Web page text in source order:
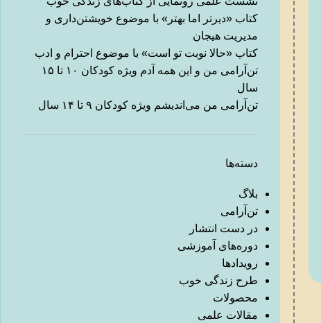
کتاب «دیرتر اما بهتر» با موضوع خویشتن‌داری و
مدیریت هیجان
کتاب «حالا نوبت تو است» با موضوع احترام و ادب
تن‌آرامی من و این همه آدم ویژه کودکان ۱۰ تا ۱۵
سال
تن‌آرامی من می‌اندیشم ویژه کودکان ۹ تا ۱۴ سال
دسته‌ها
بلاگ
تن‌آرامی
در دست انتشار
دوره‌های آموزشی
رویدادها
طرح زندگی خوب
محصولات
مقالات علمی